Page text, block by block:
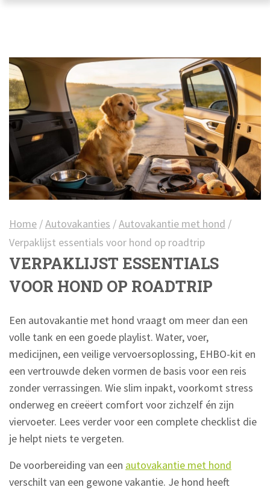
Home /Autovakanties /Autovakantie met hond /
Verpaklijst essentials voor hond op roadtrip
VERPAKLIJST ESSENTIALS
VOOR HOND OP ROADTRIP
Een autovakantie met hond vraagt om meer dan een
volle tank en een goede playlist. Water, voer,
medicijnen, een veilige vervoersoplossing, EHBO-kit en
een vertrouwde deken vormen de basis voor een reis
zonder verrassingen. Wie slim inpakt, voorkomt stress
onderweg en creëert comfort voor zichzelf én zijn
viervoeter. Lees verder voor een complete checklist die
je helpt niets te vergeten.
De voorbereiding van een autovakantie met hond
verschilt van een gewone vakantie. Je hond heeft